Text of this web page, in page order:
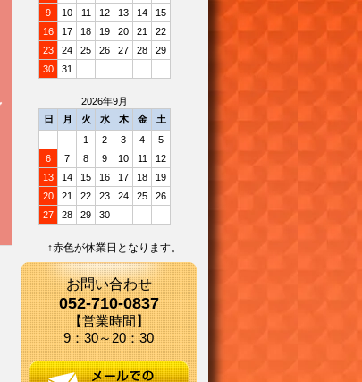
9
10 11 12 13 14
15
16
17 18 19 20 21
22
23
24 25 26 27 28
29
30
31
2026年9月
日
月 火 水 木 金
土
1
2 3 4
5
6
7 8 9 10 11
12
13
14 15 16 17 18
19
20
21 22 23 24 25
26
27
28 29 30
↑赤色が休業日となります。
お問い合わせ
052-710-0837
【営業時間】
9：30～20：30